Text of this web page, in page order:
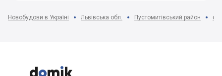
Новобудови в Україні Львівська обл. Пустомитівський район с.


